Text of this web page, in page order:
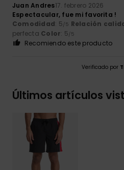
Juan Andres17. febrero 2026
Espectacular, fue mi favorita !
Comodidad: 5/5 Relación
perfecta Color: 5/5
Recomiendo este producto
Verificado por
Últimos artículos